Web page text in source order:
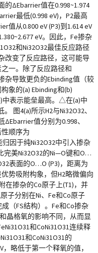
的ΔEbarrier值在0.998~1.974
最低(0.998 eV)，P2最高
值从0.800 eV (P3)到1.614 eV
eV。因此，Fe掺杂
和Ni32O32最佳反应路径
改变了反应路径，这可能导
一。除了反应路径和
杂导致更负的Ebinding值（较
象的(a) Ebinding和(b)
中表示能垒最高。△在(a)中
图4(a)所示H2与Ni32O32、
ΔEbarrier值分别为0.998、
性顺序为
归因于纯Ni32O32中引入掺杂
完美Ni32O32的Ni—O键和O…
表面的O…O (P3)，距离为
优势吸附构象，但H2略微偏向
在掺杂的Co原子上(T1)，并
子分别在Ni、Fe和Co原子
（FS结构）。Fe和Co掺杂
晶格氧的影响不同，从而显
和CoNi31O31连续释
和CoNi31O31的
，略低于第一个释氧的值，